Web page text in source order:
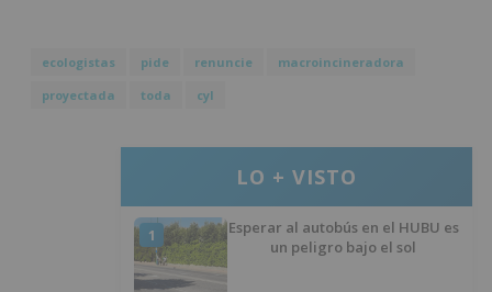
ecologistas pide renuncie
macroincineradora
proyectada
toda cyl
LO + VISTO
1
Esperar al autobús en el HUBU es
un peligro bajo el sol